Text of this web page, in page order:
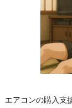
エアコンの購入支